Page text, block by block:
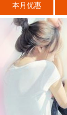
本月优惠